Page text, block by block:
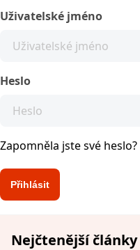
Uživatelské jméno
Heslo
Zapomněla jste své heslo?
Nejčtenější články